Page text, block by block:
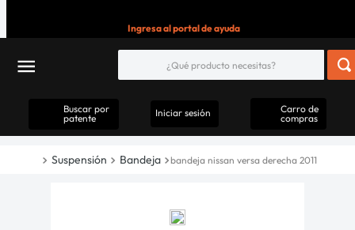
Ingresa al portal de ayuda
Buscar por
patente
Iniciar sesión
Carro de
compras
Suspensión Bandeja bandeja nissan versa derecha 2011